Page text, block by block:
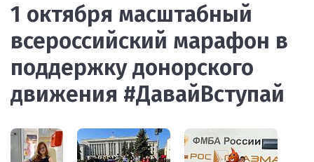
1 октября масштабный
всероссийский марафон в
поддержку донорского
движения #ДавайВступай